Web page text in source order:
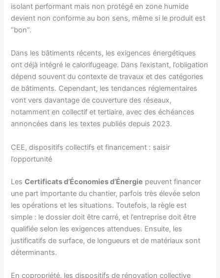
isolant performant mais non protégé en zone humide
devient non conforme au bon sens, même si le produit est
“bon”.
Dans les bâtiments récents, les exigences énergétiques
ont déjà intégré le calorifugeage. Dans l’existant, l’obligation
dépend souvent du contexte de travaux et des catégories
de bâtiments. Cependant, les tendances réglementaires
vont vers davantage de couverture des réseaux,
notamment en collectif et tertiaire, avec des échéances
annoncées dans les textes publiés depuis 2023.
CEE, dispositifs collectifs et financement : saisir
l’opportunité
LesCertificats d’Économies d’Énergie peuvent financer
une part importante du chantier, parfois très élevée selon
les opérations et les situations. Toutefois, la règle est
simple : le dossier doit être carré, et l’entreprise doit être
qualifiée selon les exigences attendues. Ensuite, les
justificatifs de surface, de longueurs et de matériaux sont
déterminants.
En copropriété, les dispositifs de rénovation collective